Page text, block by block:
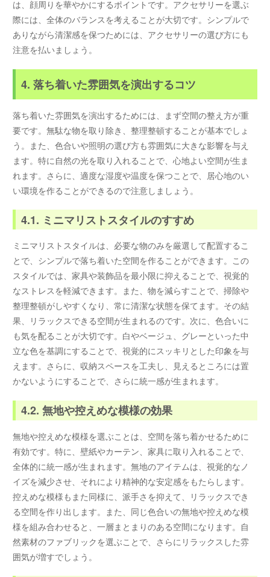
は、顔周りを華やかにするポイントです。アクセサリーを選ぶ
際には、全体のバランスを考えることが大切です。シンプルで
ありながら清潔感を保つためには、アクセサリーの選び方にも
注意を払いましょう。
4. 落ち着いた雰囲気を演出するコツ
落ち着いた雰囲気を演出するためには、まず空間の整え方が重
要です。無駄な物を取り除き、整理整頓することが基本でしょ
う。また、色合いや照明の選び方も雰囲気に大きな影響を与え
ます。特に自然の光を取り入れることで、心地よい空間が生ま
れます。さらに、適度な湿度や温度を保つことで、居心地のい
い環境を作ることができるので注意しましょう。
4.1. ミニマリストスタイルのすすめ
ミニマリストスタイルは、必要な物のみを厳選して配置するこ
とで、シンプルで落ち着いた空間を作ることができます。この
スタイルでは、家具や装飾品を最小限に抑えることで、視覚的
なストレスを軽減できます。また、物を減らすことで、掃除や
整理整頓がしやすくなり、常に清潔な状態を保てます。その結
果、リラックスできる空間が生まれるのです。次に、色合いに
も気を配ることが大切です。白やベージュ、グレーといった中
立な色を基調にすることで、視覚的にスッキリとした印象を与
えます。さらに、収納スペースを工夫し、見えるところには置
かないようにすることで、さらに統一感が生まれます。
4.2. 無地や控えめな模様の効果
無地や控えめな模様を選ぶことは、空間を落ち着かせるために
有効です。特に、壁紙やカーテン、家具に取り入れることで、
全体的に統一感が生まれます。無地のアイテムは、視覚的なノ
イズを減少させ、それにより精神的な安定感をもたらします。
控えめな模様もまた同様に、派手さを抑えて、リラックスでき
る空間を作り出します。また、同じ色合いの無地や控えめな模
様を組み合わせると、一層まとまりのある空間になります。自
然素材のファブリックを選ぶことで、さらにリラックスした雰
囲気が増すでしょう。